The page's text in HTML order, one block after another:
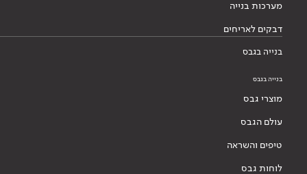
מערכות בנייה
דבקים לאריחים
בנייה בגבס
בנייה בגבס
מוצרי גבס
עולם הגבס
טיפים והשראה
לוחות גבס